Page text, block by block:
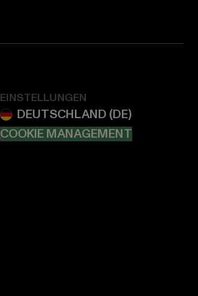
EINSTELLUNGEN
COOKIE MANAGEMENT